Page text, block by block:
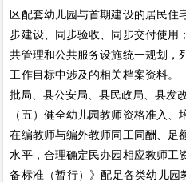
区配套幼儿园与首期建设的居民住
步建设、同步验收、同步交付使用
共管理和公共服务设施统一规划，
工作目标中涉及的相关档案资料。
批局、县公安局、县民政局、县发
（五）健全幼儿园教师资格准入
在编教师与编外教师同工同酬、足
水平，合理确定民办园相应教师工
备标准（暂行）》配足各类幼儿园